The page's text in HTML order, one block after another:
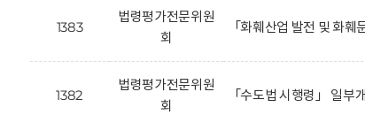
1383
법령평가전문위원
회
「화훼산업 발전 및 화
1382
법령평가전문위원
회
「수도법 시행령」 일부